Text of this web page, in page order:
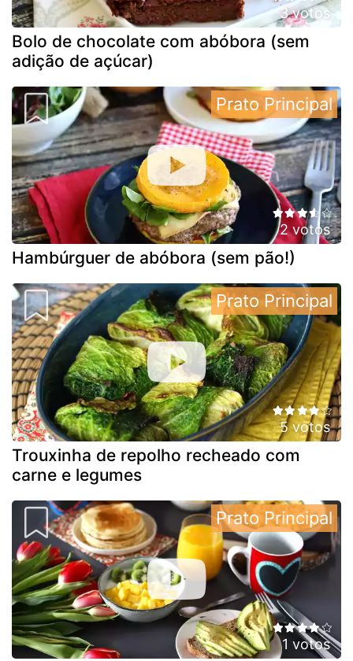
3 votos
Bolo de chocolate com abóbora (sem
adição de açúcar)
2 votos
Hambúrguer de abóbora (sem pão!)
Prato Principal
5 votos
Trouxinha de repolho recheado com
carne e legumes
Prato Principal
1 votos
Prato Principal